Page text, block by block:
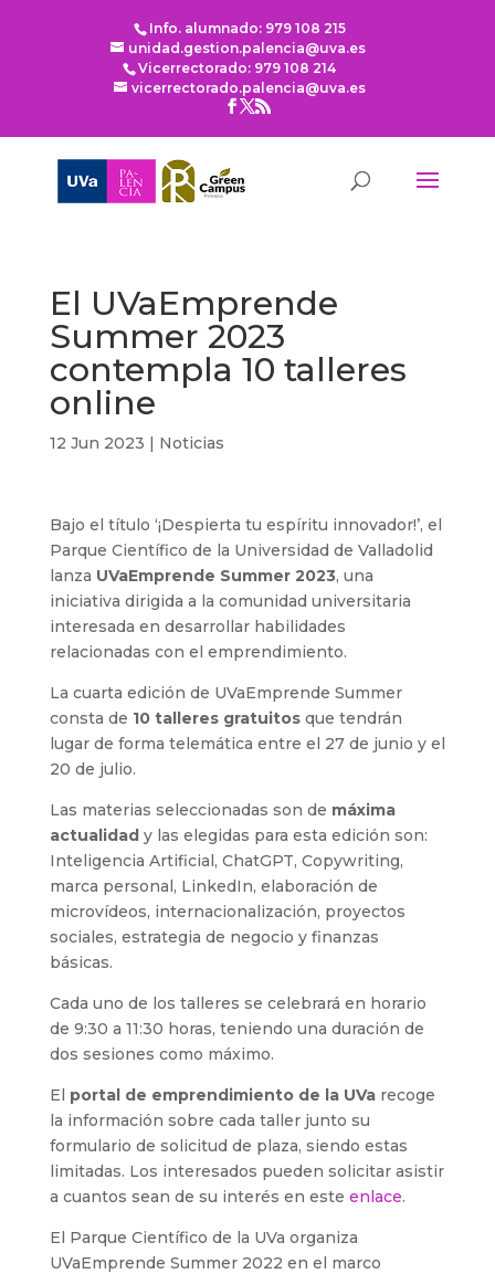
Info. alumnado: 979 108 215
unidad.gestion.palencia@uva.es
Vicerrectorado: 979 108 214
vicerrectorado.palencia@uva.es
El UVaEmprende
Summer 2023
contempla 10 talleres
online
12 Jun 2023 | Noticias
Bajo el título ‘¡Despierta tu espíritu innovador!’, el
Parque Científico de la Universidad de Valladolid
lanza UVaEmprende Summer 2023, una
iniciativa dirigida a la comunidad universitaria
interesada en desarrollar habilidades
relacionadas con el emprendimiento.
La cuarta edición de UVaEmprende Summer
consta de 10 talleres gratuitosque tendrán
lugar de forma telemática entre el 27 de junio y el
20 de julio.
Las materias seleccionadas son de máxima
actualidady las elegidas para esta edición son:
Inteligencia Artificial, ChatGPT, Copywriting,
marca personal, LinkedIn, elaboración de
microvídeos, internacionalización, proyectos
sociales, estrategia de negocio y finanzas
básicas.
Cada uno de los talleres se celebrará en horario
de 9:30 a 11:30 horas, teniendo una duración de
dos sesiones como máximo.
El portal de emprendimiento de la UVarecoge
la información sobre cada taller junto su
formulario de solicitud de plaza, siendo estas
limitadas. Los interesados pueden solicitar asistir
a cuantos sean de su interés en este enlace.
El Parque Científico de la UVa organiza
UVaEmprende Summer 2022 en el marco